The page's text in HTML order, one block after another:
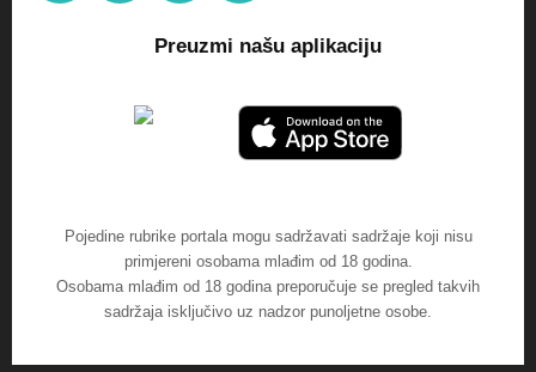
Preuzmi našu aplikaciju
Pojedine rubrike portala mogu sadržavati sadržaje koji nisu
primjereni osobama mlađim od 18 godina.
Osobama mlađim od 18 godina preporučuje se pregled takvih
sadržaja isključivo uz nadzor punoljetne osobe.